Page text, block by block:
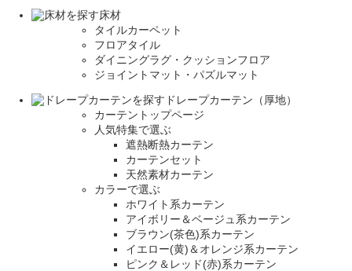
床材
タイルカーペット
フロアタイル
ダイニングラグ・クッションフロア
ジョイントマット・パズルマット
ドレープカーテン（厚地）
カーテントップページ
人気特集で選ぶ
遮熱断熱カーテン
カーテンセット
天然素材カーテン
カラーで選ぶ
ホワイト系カーテン
アイボリー＆ベージュ系カーテン
ブラウン(茶色)系カーテン
イエロー(黄)＆オレンジ系カーテン
ピンク＆レッド(赤)系カーテン